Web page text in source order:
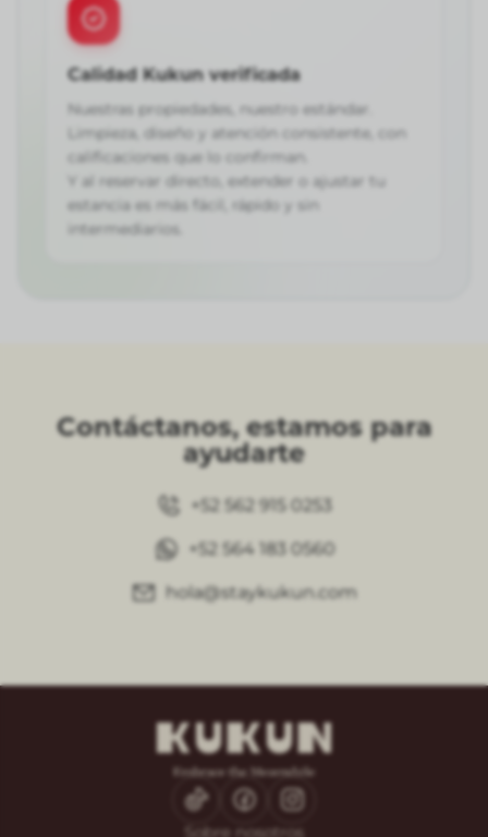
Calidad Kukun verificada
Nuestras propiedades, nuestro estándar.
Limpieza, diseño y atención consistente, con
calificaciones que lo confirman.
Y al reservar directo, extender o ajustar tu
estancia es más fácil, rápido y sin
intermediarios.
Contáctanos, estamos para
ayudarte
+52 562 915 0253
+52 564 183 0560
hola@staykukun.com
Sobre nosotros